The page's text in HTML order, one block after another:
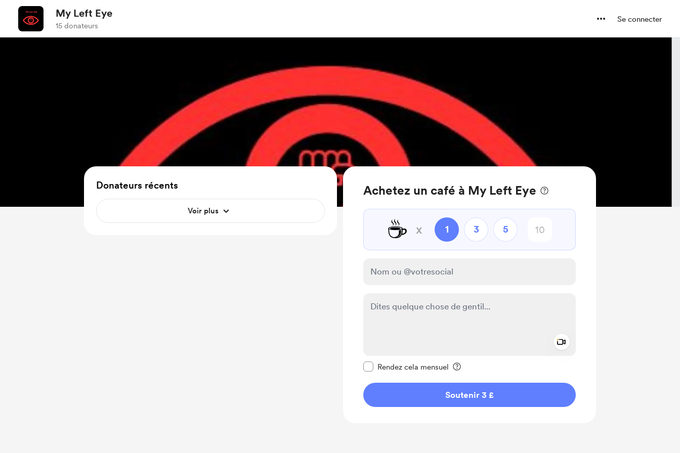
My Left Eye
15 donateurs
Se connecter
Achetez un café à My Left Eye
☕ x 1 3 5
Rendez cela mensuel
Soutenir 3 £
Donateurs récents
Voir plus